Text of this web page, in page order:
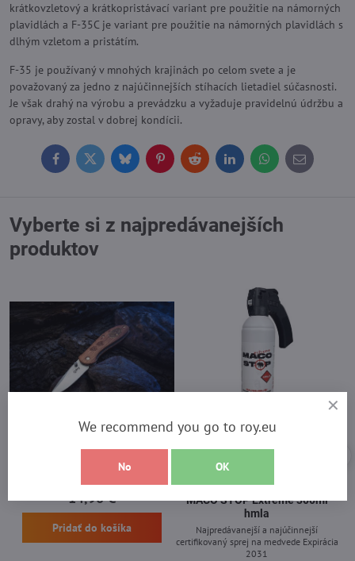
krátkovzletový a krátkopristávací variant pre použitie na námorných
plavidlách a F-35C je variant pre použitie na námorných plavidlách s
dlhým vzletom a pristátím.
F-35 je používaný v mnohých krajinách po celom svete a je
považovaný za jedno z najúčinnejších stíhacích lietadiel súčasnosti.
Je však drahý na výrobu a prevádzku a vyžaduje pravidelnú údržbu a
opravy, aby zostal v dobrej kondícii.
FacebookTwitterBlueskyPinterestReddit LinkedInWhatsApp
E-
mail
Vyberte si z najpredávanejších
produktov
21%
Roy Hunter Knife 11001
Skladom - odosielame ihneď
14,90 €
Pridať do košíka
Nová silnejšia receptúra
Najsilnejší sprej na medvede
MACO STOP Extreme 300ml
hmla
Najpredávanejší a najúčinnejší
certifikovaný sprej na medvede Expirácia
2031
We recommend you go to roy.eu
No OK